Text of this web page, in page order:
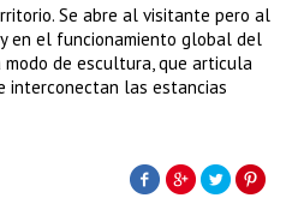
Se abre al visitante pero al
en el funcionamiento global del
de escultura, que articula
interconectan las estancias